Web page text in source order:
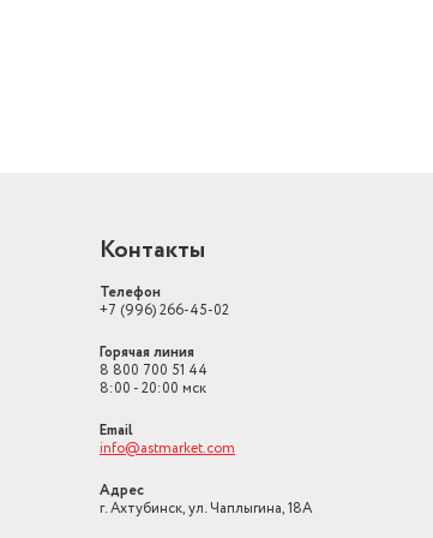
Контакты
Телефон
+7 (996) 266-45-02
Горячая линия
8 800 700 51 44
8:00 - 20:00 мск
Email
info@astmarket.com
Адрес
г. Ахтубинск, ул. Чаплыгина, 18А